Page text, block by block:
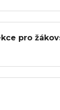
pro